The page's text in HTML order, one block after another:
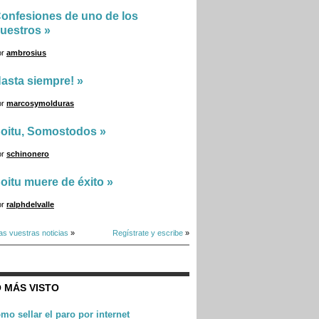
de uno de los
»
ambrosius
siempre! »
marcosymolduras
Somostodos »
schinonero
muere de éxito »
ralphdelvalle
vuestras noticias » Regístrate y escribe »
MÁS VISTO
sellar el paro por internet